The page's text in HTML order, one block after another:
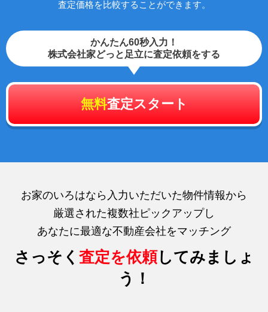
査定価格を比較することができます。
かんたん60秒入力！
株式会社家どっと足立に査定依頼をする
無料査定スタート
お家のいろはなら入力いただいた物件情報から
厳選された複数社ピックアップし
あなたに最適な不動産会社をマッチング
さっそく 査定を依頼してみましょ
う！